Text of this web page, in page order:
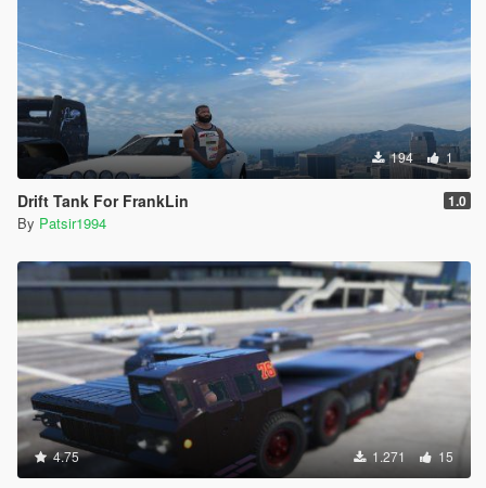
194 1
Drift Tank For FrankLin 1.0
By Patsir1994
4.75 1.271 15